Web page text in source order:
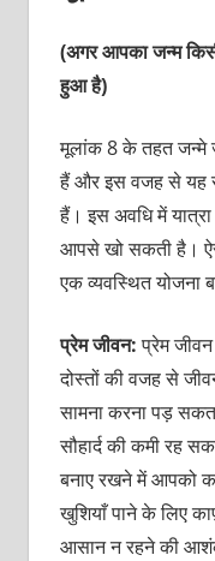
(अगर आपका जन्म
हुआ है)
मूलांक 8 के तहत जन्मे
हैं और इस वजह से यह
हैं। इस अवधि में
आपसे खो सकती है।
एक व्यवस्थित योजना
प्रेम जीवन:प्रेम
दोस्तों की वजह से
सामना करना पड़
सौहार्द की कमी रह
बनाए रखने में आपको
खुशियाँ पाने के लिए
आसान न रहने की